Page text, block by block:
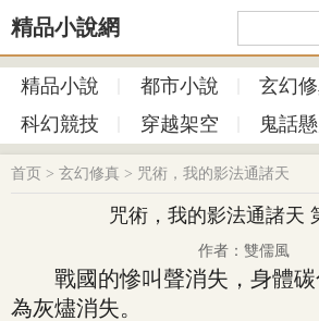
精品小說網
精品小說 都市小說 玄幻
科幻競技
穿越架空 鬼話
首页 > 玄幻修真 > 咒術，我的影法通諸天
咒術，我的影法通諸天
作者：雙儒風
戰國的慘叫聲消失，身體碳
為灰燼消失。